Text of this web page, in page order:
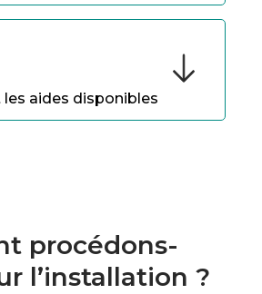
panneaux de fabricants
aides disponibles
procédons-
l’installation ?